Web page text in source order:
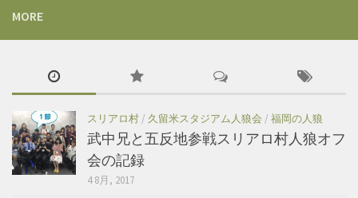
MORE
スリアロ村 / 久留米スタジアム人狼会 / 福岡の人狼
武中兄と五反地参戦スリアロ村人狼オフ
会の記録
4 8月, 2017